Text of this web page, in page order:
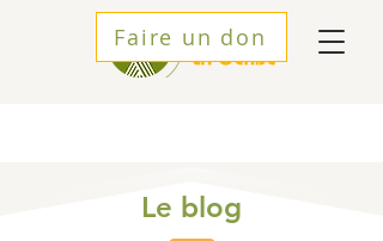
Faire un don
Le blog